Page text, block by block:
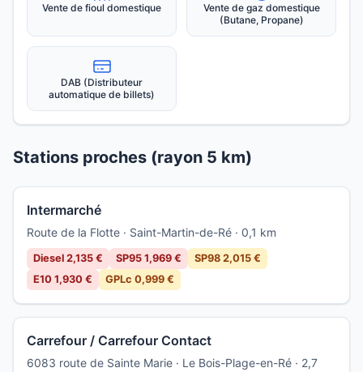
Vente de fioul domestique
Vente de gaz domestique
(Butane, Propane)
DAB (Distributeur
automatique de billets)
Stations proches (rayon 5 km)
Intermarché
Route de la Flotte · Saint-Martin-de-Ré · 0,1 km
Diesel 2,135 € SP95 1,969 €
SP98 2,015 €
E10 1,930 €
GPLc 0,999 €
Carrefour / Carrefour Contact
6083 route de Sainte Marie · Le Bois-Plage-en-Ré · 2,7